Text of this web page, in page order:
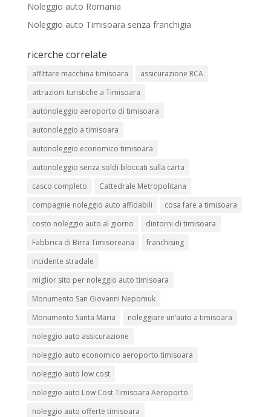
Noleggio auto Romania
Noleggio auto Timisoara senza franchigia
ricerche correlate
affittare macchina timisoara
assicurazione RCA
attrazioni turistiche a Timisoara
autonoleggio aeroporto di timisoara
autonoleggio a timisoara
autonoleggio economico timisoara
autonoleggio senza soldi bloccati sulla carta
casco completo
Cattedrale Metropolitana
compagnie noleggio auto affidabili
cosa fare a timisoara
costo noleggio auto al giorno
dintorni di timisoara
Fabbrica di Birra Timisoreana
franchising
incidente stradale
miglior sito per noleggio auto timisoara
Monumento San Giovanni Nepomuk
Monumento Santa Maria
noleggiare un’auto a timisoara
noleggio auto assicurazione
noleggio auto economico aeroporto timisoara
noleggio auto low cost
noleggio auto Low Cost Timisoara Aeroporto
noleggio auto offerte timisoara